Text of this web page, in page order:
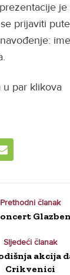
prijaviti
u par klikova
Prethodni članak
Sljedeći članak
akcija
Crikvenici